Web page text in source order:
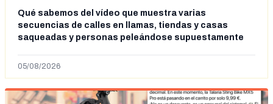
Qué sabemos del vídeo que muestra varias
secuencias de calles en llamas, tiendas y casas
saqueadas y personas peleándose supuestamente
situación irregular a Ceuta
05/08/2026